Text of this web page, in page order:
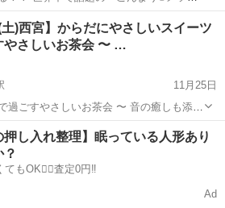
＝＝＝＝＝＝＝＝＝
ショップ 会場
土)西宮】からだにやさしいスイーツ
で過ごすやさしいお茶会 〜 …
11月25日
しいお茶会 〜 音の癒しも添え
スイーツとお茶を楽しみながら、心と体
駅 ワークショップ
押し入れ整理】眠っている人形あり
？
てもOK🙆‍♀️査定0円‼️
Ad